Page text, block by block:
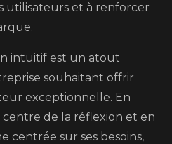
utilisateurs et à renforcer
intuitif est un atout
souhaitant offrir
exceptionnelle. En
de la réflexion et en
centrée sur ses besoins,